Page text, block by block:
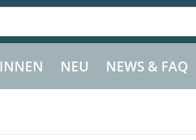
INNEN NEU NEWS & FAQ